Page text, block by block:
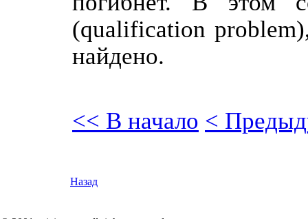
(qualification
найдено.
<< В начало <
Назад